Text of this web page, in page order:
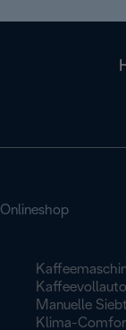
Onlineshop
Manuelle
Klima-